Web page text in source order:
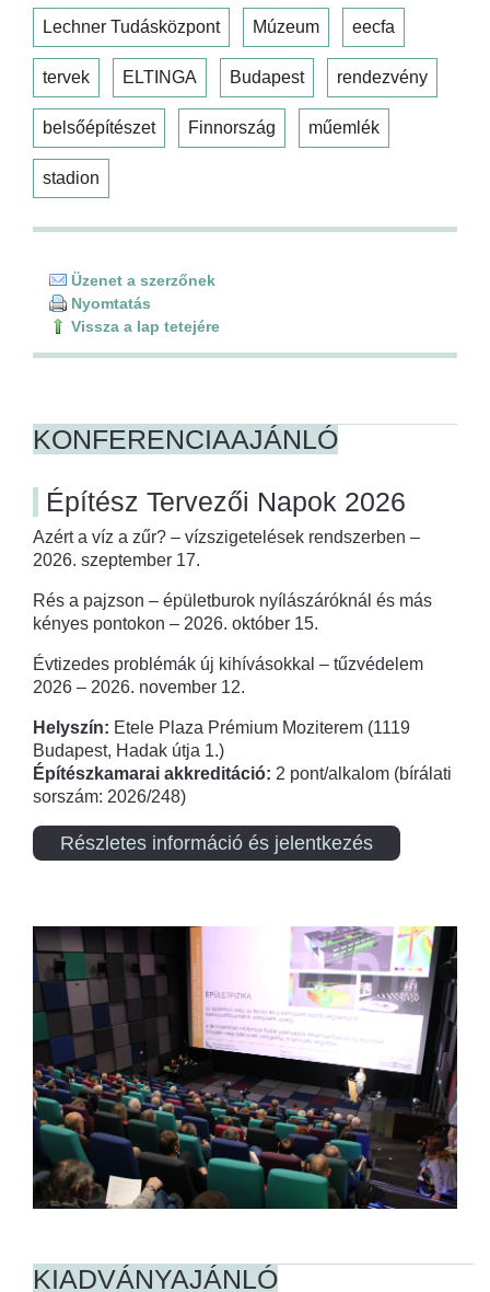
Lechner Tudásközpont Múzeum eecfa
tervek ELTINGA Budapest rendezvény
belsőépítészet Finnország műemlék
stadion
Üzenet a szerzőnek
Nyomtatás
Vissza a lap tetejére
KONFERENCIAAJÁNLÓ
Építész Tervezői Napok 2026
Azért a víz a zűr? – vízszigetelések rendszerben –
2026. szeptember 17.
Rés a pajzson – épületburok nyílászáróknál és más
kényes pontokon – 2026. október 15.
Évtizedes problémák új kihívásokkal – tűzvédelem
2026 – 2026. november 12.
Helyszín: Etele Plaza Prémium Moziterem (1119
Budapest, Hadak útja 1.)
Építészkamarai akkreditáció: 2 pont/alkalom (bírálati
sorszám: 2026/248)
Részletes információ és jelentkezés
KIADVÁNYAJÁNLÓ